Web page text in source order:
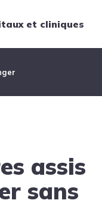
et cliniques
assis
sans